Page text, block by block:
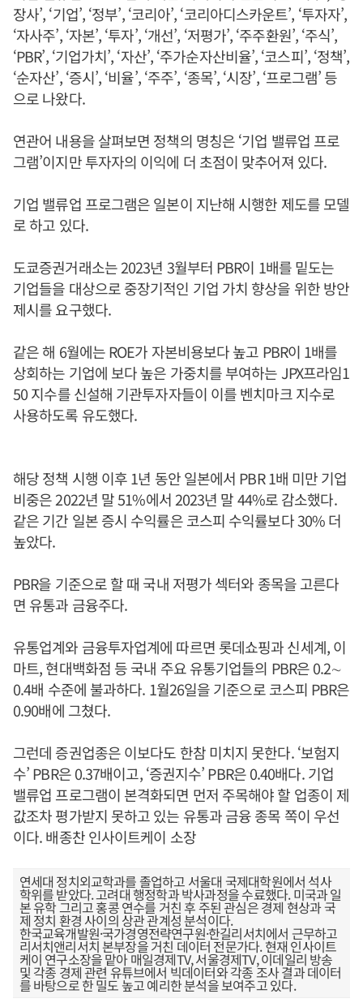
장사’, ‘기업’, ‘정부’, ‘코리아’, ‘코리아디스카운트’, ‘투자자’,
‘자사주’, ‘자본’, ‘투자’, ‘개선’, ‘저평가’, ‘주주환원’, ‘주식’,
‘PBR’, ‘기업가치’, ‘자산’, ‘주가순자산비율’, ‘코스피’, ‘정책’,
‘순자산’, ‘증시’, ‘비율’, ‘주주’, ‘종목’, ‘시장’, ‘프로그램’ 등
으로 나왔다.
연관어 내용을 살펴보면 정책의 명칭은 ‘기업 밸류업 프로
그램’이지만 투자자의 이익에 더 초점이 맞추어져 있다.
기업 밸류업 프로그램은 일본이 지난해 시행한 제도를 모델
로 하고 있다.
도쿄증권거래소는 2023년 3월부터 PBR이 1배를 밑도는
기업들을 대상으로 중장기적인 기업 가치 향상을 위한 방안
제시를 요구했다.
같은 해 6월에는 ROE가 자본비용보다 높고 PBR이 1배를
상회하는 기업에 보다 높은 가중치를 부여하는 JPX프라임1
50 지수를 신설해 기관투자자들이 이를 벤치마크 지수로
사용하도록 유도했다.
해당 정책 시행 이후 1년 동안 일본에서 PBR 1배 미만 기업
비중은 2022년 말 51%에서 2023년 말 44%로 감소했다.
같은 기간 일본 증시 수익률은 코스피 수익률보다 30% 더
높았다.
PBR을 기준으로 할 때 국내 저평가 섹터와 종목을 고른다
면 유통과 금융주다.
유통업계와 금융투자업계에 따르면 롯데쇼핑과 신세계, 이
마트, 현대백화점 등 국내 주요 유통기업들의 PBR은 0.2∼
0.4배 수준에 불과하다. 1월26일을 기준으로 코스피 PBR은
0.90배에 그쳤다.
그런데 증권업종은 이보다도 한참 미치지 못한다. ‘보험지
수’ PBR은 0.37배이고, ‘증권지수’ PBR은 0.40배다. 기업
밸류업 프로그램이 본격화되면 먼저 주목해야 할 업종이 제
값조차 평가받지 못하고 있는 유통과 금융 종목 쪽이 우선
이다. 배종찬 인사이트케이 소장
연세대 정치외교학과를 졸업하고 서울대 국제대학원에서 석사
학위를 받았다. 고려대 행정학과 박사과정을 수료했다. 미국과 일
본 유학 그리고 홍콩 연수를 거친 후 주된 관심은 경제 현상과 국
제 정치 환경 사이의 상관 관계성 분석이다.
한국교육개발원·국가경영전략연구원·한길리서치에서 근무하고
리서치앤리서치 본부장을 거친 데이터 전문가다. 현재 인사이트
케이 연구소장을 맡아 매일경제TV, 서울경제TV, 이데일리 방송
및 각종 경제 관련 유튜브에서 빅데이터와 각종 조사 결과 데이터
를 바탕으로 한 밀도 높고 예리한 분석을 보여주고 있다.